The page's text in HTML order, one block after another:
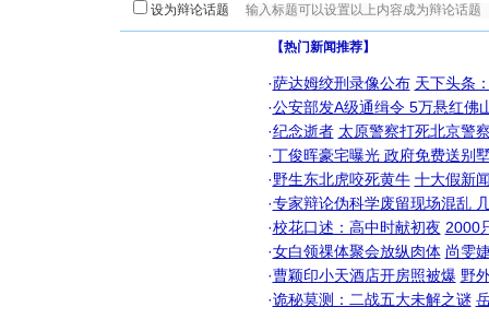
设为辩论话题
【热门新闻推荐】
·萨达姆绞刑录像公布 天下头条
·公安部发A级通缉令 5万悬红佛
·纪念逝者 太原警察打死北京警
·丁俊晖豪宅曝光 政府免费送别
·野生东北虎咬死黄牛 十大假新
·专家辩论伪科学废留现场混乱
·校花口述：高中时献初夜 2000
·女白领祼体聚会放纵肉体 尚雯
·曹颖印小天酒店开房照被爆 野
·诡秘莫测：二战五大未解之谜